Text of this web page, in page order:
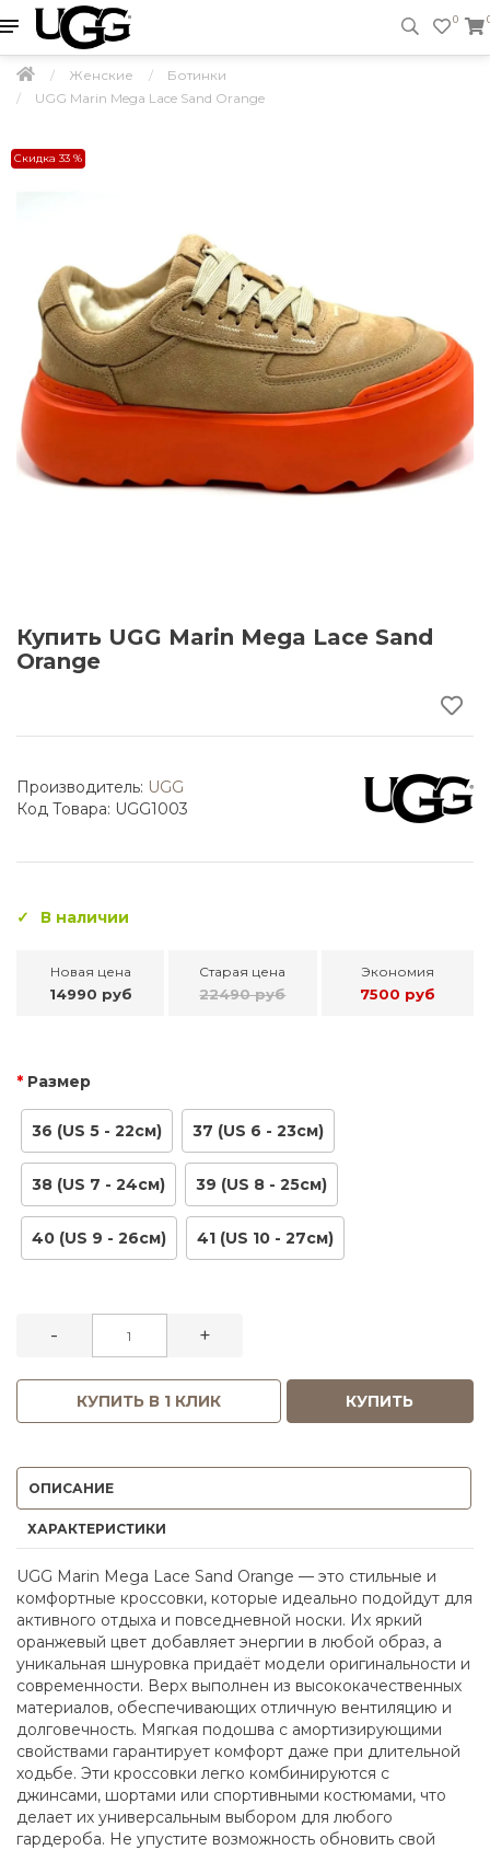
0
Женские
Ботинки
UGG Marin Mega Lace Sand Orange
Скидка 33 %
Купить UGG Marin Mega Lace Sand
Orange
Производитель: UGG
Код Товара: UGG1003
В наличии
Новая цена
14990 руб
Старая цена
22490 руб
Экономия
7500 руб
Размер
36 (US 5 - 22см) 37 (US 6 - 23см)
38 (US 7 - 24см) 39 (US 8 - 25см)
40 (US 9 - 26см) 41 (US 10 - 27см)
- +
КУПИТЬ В 1 КЛИК КУПИТЬ
ОПИСАНИЕ
ХАРАКТЕРИСТИКИ
UGG Marin Mega Lace Sand Orange — это стильные и
комфортные кроссовки, которые идеально подойдут для
активного отдыха и повседневной носки. Их яркий
оранжевый цвет добавляет энергии в любой образ, а
уникальная шнуровка придаёт модели оригинальности и
современности. Верх выполнен из высококачественных
материалов, обеспечивающих отличную вентиляцию и
долговечность. Мягкая подошва с амортизирующими
свойствами гарантирует комфорт даже при длительной
ходьбе. Эти кроссовки легко комбинируются с
джинсами, шортами или спортивными костюмами, что
делает их универсальным выбором для любого
гардероба. Не упустите возможность обновить свой